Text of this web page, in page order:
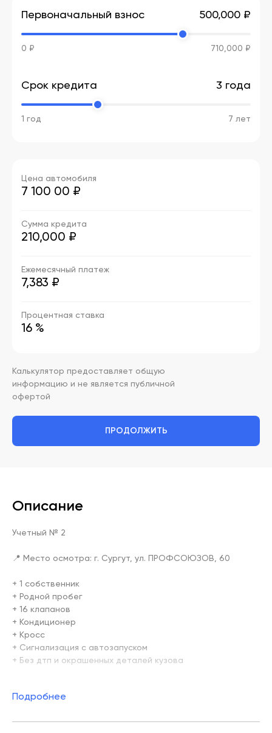
Первоначальный взнос 500,000 ₽
0 ₽ 710,000 ₽
Срок кредита 3 года
1 год 7 лет
Цена автомобиля
7 100 00 ₽
Сумма кредита
210,000 ₽
Ежемесячный платеж
7,383 ₽
Процентная ставка
16 %
Калькулятор предоставляет общую
информацию и не является публичной
офертой
ПРОДОЛЖИТЬ
Описание
Учетный № 2
📍 Место осмотра: г. Сургут, ул. ПРОФСОЮЗОВ, 60
+ 1 собственник
+ Родной пробег
+ 16 клапанов
+ Кондиционер
+ Кросс
+ Сигнализация с автозапуском
+ Без дтп и окрашенных деталей кузова
🕚 Работаем ежедневно с 09.00 до 20.00
✅ Юридическую чистоту сделки ( проверка каждого
Подробнее